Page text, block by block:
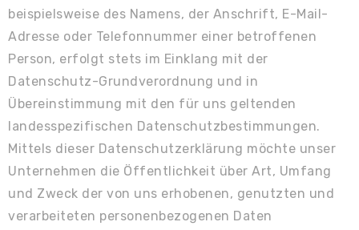
beispielsweise des Namens, der Anschrift, E-Mail-
Adresse oder Telefonnummer einer betroffenen
Person, erfolgt stets im Einklang mit der
Datenschutz-Grundverordnung und in
Übereinstimmung mit den für uns geltenden
landesspezifischen Datenschutzbestimmungen.
Mittels dieser Datenschutzerklärung möchte unser
Unternehmen die Öffentlichkeit über Art, Umfang
und Zweck der von uns erhobenen, genutzten und
verarbeiteten personenbezogenen Daten